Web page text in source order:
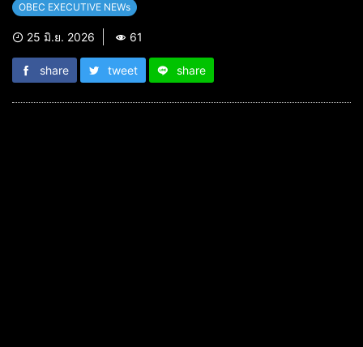
OBEC EXECUTIVE NEWs
25 มิ.ย. 2026 61
share tweet share